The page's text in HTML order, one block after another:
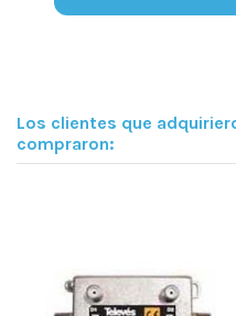
Los clientes que
compraron: